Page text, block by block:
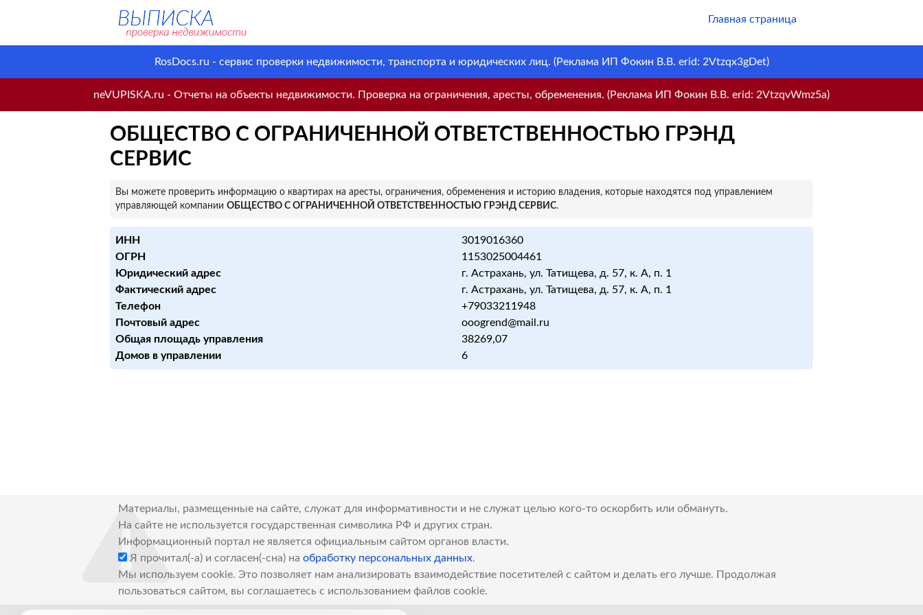
Главная страница
RosDocs.ru - сервис проверки недвижимости, транспорта и юридических лиц. (Реклама ИП Фокин В.В. erid: 2Vtzqx3gDet)
neVUPISKA.ru - Отчеты на объекты недвижимости. Проверка на ограничения, аресты, обременения. (Реклама ИП Фокин В.В. erid: 2VtzqvWmz5a)
ОБЩЕСТВО С ОГРАНИЧЕННОЙ ОТВЕТСТВЕННОСТЬЮ ГРЭНД
СЕРВИС
Вы можете проверить информацию о квартирах на аресты, ограничения, обременения и историю владения, которые находятся под управлением
управляющей компании ОБЩЕСТВО С ОГРАНИЧЕННОЙ ОТВЕТСТВЕННОСТЬЮ ГРЭНД СЕРВИС.
ИНН
3019016360
ОГРН
1153025004461
Юридический адрес
г. Астрахань, ул. Татищева, д. 57, к. А, п. 1
Фактический адрес
г. Астрахань, ул. Татищева, д. 57, к. А, п. 1
Телефон
+79033211948
Почтовый адрес
ooogrend@mail.ru
Общая площадь управления
38269,07
Домов в управлении
6
Материалы, размещенные на сайте, служат для информативности и не служат целью кого-то оскорбить или обмануть.
На сайте не используется государственная символика РФ и других стран.
Информационный портал не является официальным сайтом органов власти.
Я прочитал(-а) и согласен(-сна) на обработку персональных данных.
Мы используем cookie. Это позволяет нам анализировать взаимодействие посетителей с сайтом и делать его лучше. Продолжая
пользоваться сайтом, вы соглашаетесь с использованием файлов cookie.